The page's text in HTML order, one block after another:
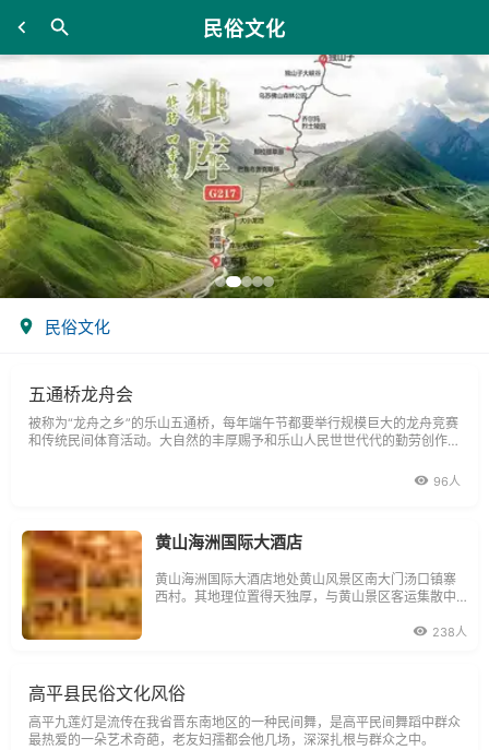
民俗文化
民俗文化
五通桥龙舟会
被称为“龙舟之乡”的乐山五通桥，每年端午节都要举行规模巨大的龙舟竞赛
和传统民间体育活动。大自然的丰厚赐予和乐山人民世世代代的勤劳创作，
96人
黄山海洲国际大酒店
黄山海洲国际大酒店地处黄山风景区南大门汤口镇寨
西村。其地理位置得天独厚，与黄山景区客运集散中
靠205国道，离市府屯溪60公里，交通便捷。黄山海
施设备及
238人
高平县民俗文化风俗
高平九莲灯是流传在我省晋东南地区的一种民间舞，是高平民间舞蹈中群众
最热爱的一朵艺术奇葩，老友妇孺都会他几场，深深扎根与群众之中。